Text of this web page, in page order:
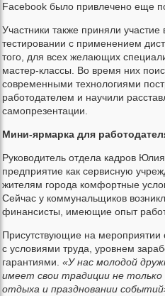
Facebook было привлечено еще
Участники также приняли
тестировании с применением
того, для всех желающих
мастер-классы. Во время них
современными технологиями
работодателем и научили
самопрезентации.
Мини-ярмарка для
Руководитель отдела кадров
предприятие как сервисную
жителям города комфортные
Сейчас у коммунальщиков
финансисты, имеющие опыт
Присутствующие на мероприятии
с условиями труда, уровнем
гарантиями. «У нас молодой
имеет свои традиции не только
отдыха и праздновании